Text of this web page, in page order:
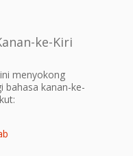
ke-Kiri
menyokong
bahasa kanan-ke-